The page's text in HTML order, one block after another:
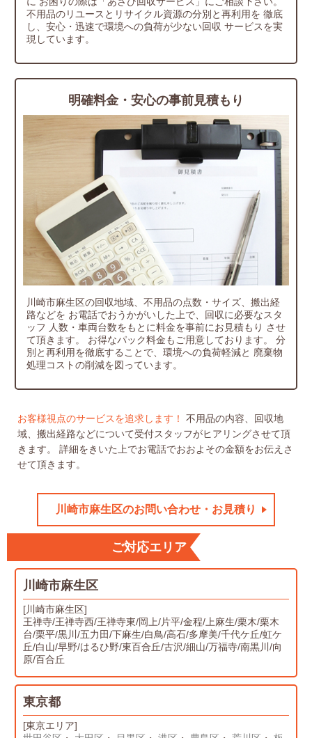
不用品のリユースとリサイクル資源の分別と再利用を 徹底
し、安心・迅速で環境への負荷が少ない回収 サービスを実
現しています。
明確料金・安心の事前見積もり
川崎市麻生区の回収地域、不用品の点数・サイズ、搬出経
路などを お電話でおうかがいした上で、回収に必要なスタ
ッフ 人数・車両台数をもとに料金を事前にお見積もり させ
て頂きます。
お得なパック料金もご用意しております。
分
別と再利用を徹底することで、環境への負荷軽減と 廃棄物
処理コストの削減を図っています。
お客様視点のサービスを追求します！
不用品の内容、回収地
域、搬出経路などについて受付スタッフがヒアリングさせて頂
きます。
詳細をきいた上でお電話でおおよその金額をお伝えさ
せて頂きます。
川崎市麻生区のお問い合わせ・お見積り
ご対応エリア
川崎市麻生区
[川崎市麻生区]
王禅寺/王禅寺西/王禅寺東/岡上/片平/金程/上麻生/栗木/栗木
台/栗平/黒川/五力田/下麻生/白鳥/高石/多摩美/千代ケ丘/虹ケ
丘/白山/早野/はるひ野/東百合丘/古沢/細山/万福寺/南黒川/向
原/百合丘
東京都
[東京エリア]